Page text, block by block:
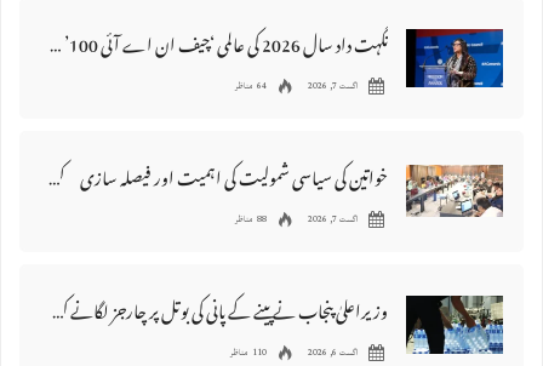
نگہت داد سال 2026 کی عالمی ‘چیف ان اے آئی 100’ فہرست میں شامل
اگست 7, 2026 64 مناظر
خواتین کی سیاسی شمولیت کی اہمیت اور فیصلہ سازی کے عمل میں فعال کردار
اگست 7, 2026 88 مناظر
وزیراعلیٰ پنجاب نے پینے کے پانی کی بوتل پر چارجز لگانے کی تجویز مستر دکر دی
اگست 6, 2026 110 مناظر